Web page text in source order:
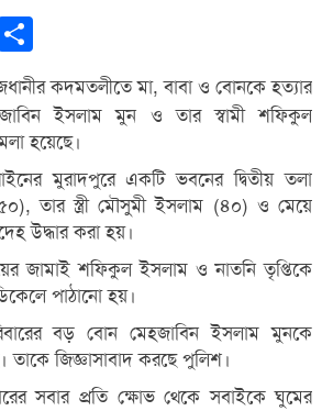
Email
কদমতলীতে মা, বাবা ও বোনকে হত্যার
ইসলাম মুন ও তার স্বামী শফিকুল
হয়েছে।
মুরাদপুরে একটি ভবনের দ্বিতীয় তলা
তার স্ত্রী মৌসুমী ইসলাম (৪০) ও মেয়ে
উদ্ধার করা হয়।
জামাই শফিকুল ইসলাম ও নাতনি তৃপ্তিকে
পাঠানো হয়।
বড় বোন মেহজাবিন ইসলাম মুনকে
তাকে জিজ্ঞাসাবাদ করছে পুলিশ।
সবার প্রতি ক্ষোভ থেকে সবাইকে ঘুমের